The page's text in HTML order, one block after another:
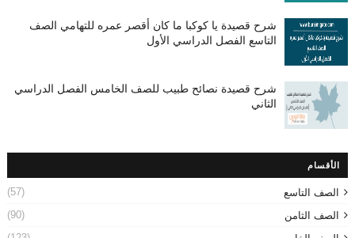
شرح قصيدة يا كوكبا ما كان أقصر عمره للتهامي الصف
التاسع الفصل الدراسي الأول
شرح قصيدة نصائح طبيب للصف الخامس الفصل الدراسي
الثاني
الأقسام
الصف التاسع
(57)
الصف الثامن
(90)